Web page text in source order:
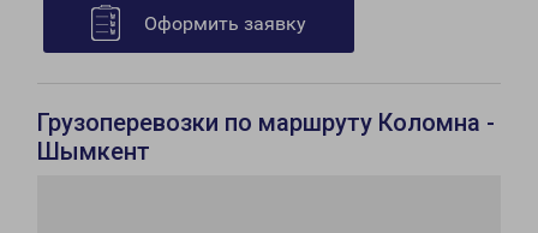
Оформить заявку
Грузоперевозки по маршруту Коломна -
Шымкент